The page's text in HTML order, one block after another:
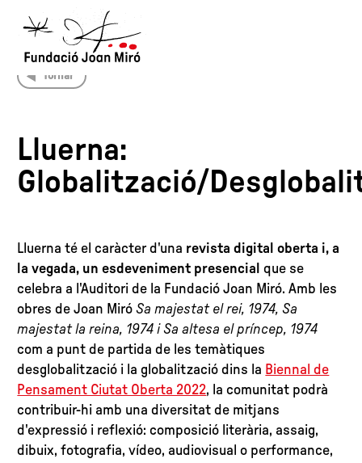
Tornar
Lluerna:
Globalització/
Lluerna té el caràcter d'una revista digital oberta i, a
la vegada, un esdeveniment presencial que se
celebra a l'Auditori de la Fundació Joan Miró. Amb les
obres de Joan MiróSa majestat el rei, 1974, Sa
majestat la reina, 1974 i Sa altesa el príncep, 1974
com a punt de partida de les temàtiques
desglobalització i la globalització dins la Biennal de
Pensament Ciutat Oberta 2022, la comunitat podrà
contribuir-hi amb una diversitat de mitjans
d'expressió i reflexió: composició literària, assaig,
dibuix, fotografia, vídeo, audiovisual o performance,